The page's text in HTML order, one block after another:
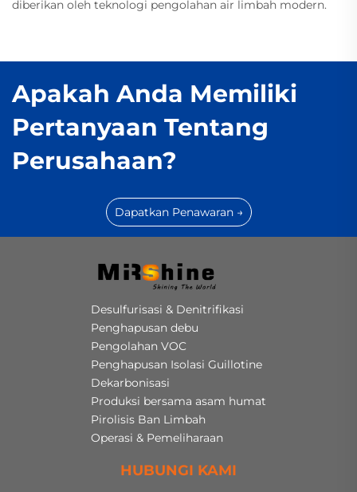
diberikan oleh teknologi pengolahan air limbah modern.
Apakah Anda Memiliki
Pertanyaan Tentang
Perusahaan?
Dapatkan Penawaran →
Desulfurisasi & Denitrifikasi
Penghapusan debu
Pengolahan VOC
Penghapusan Isolasi Guillotine
Dekarbonisasi
Produksi bersama asam humat
Pirolisis Ban Limbah
Operasi & Pemeliharaan
HUBUNGI KAMI